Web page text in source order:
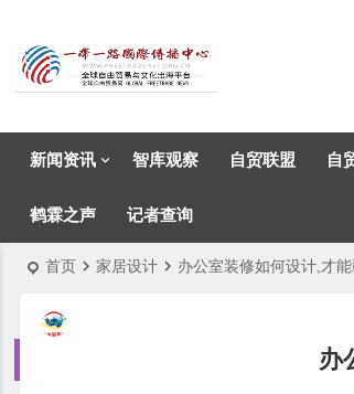
新闻资讯 智库观察 自贸联盟 自
鹤霖之声 记者查询
首页 家居设计 办公室装修如何设计,才
办